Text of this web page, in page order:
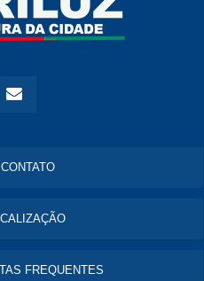
FREQUENTES